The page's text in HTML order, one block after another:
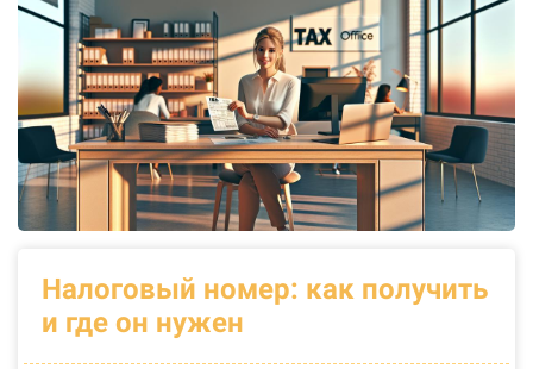
Налоговый номер: как получить
и где он нужен